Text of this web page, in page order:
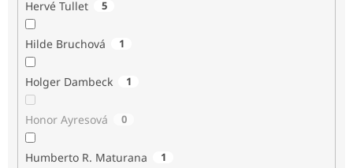
Hervé Tullet 5
Hilde Bruchová 1
Holger Dambeck 1
Honor Ayresová 0
Humberto R. Maturana 1